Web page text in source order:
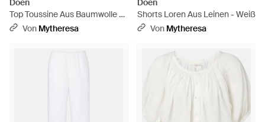
Doen
Top Toussine Aus Baumwolle -
WeißVon Mytheresa
Doen
Shorts Loren Aus Leinen - Weiß
Von Mytheresa